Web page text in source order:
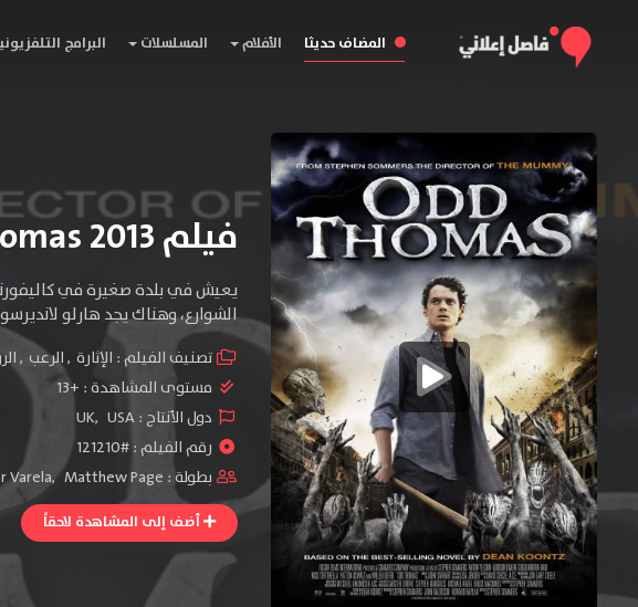
المضاف حديثا الأفلام المسلسلات البرامج
فيلم Odd Thomas 2013 مترجم
الشوارع، وهناك يجد هارلو
تصنيف الفيلم : الإثارة ,الرعب ,
مستوى المشاهدة : +13
دول الأنتاج :
UK, USA
رقم الفيلم : #121210
بطولة :
Varela, Matthew Page
أضف إلى المشاهدة لاحقاً